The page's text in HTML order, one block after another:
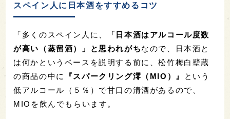
スペイン人に日本酒をすすめるコツ
「多くのスペイン人に、
「日本酒はアルコール度数
が高い（蒸留酒）」と思われがちなので、日本酒と
は何かというベースを説明する前に、松竹梅白壁蔵
の商品の中に
『スパークリング澪（MIO）』
という
低アルコール（５％）で甘口の清酒があるので、
MIOを飲んでもらいます。